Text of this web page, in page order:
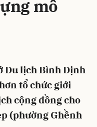
mô
Du lịch Bình Định
tổ chức giới
cộng đồng cho
(phường Ghềnh
Hủy